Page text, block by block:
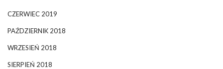
CZERWIEC 2019
PAŹDZIERNIK 2018
WRZESIEŃ 2018
SIERPIEŃ 2018